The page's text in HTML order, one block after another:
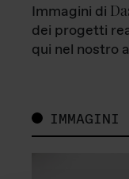
Immagini di
dei progetti
qui nel nostro
IMMAGINI